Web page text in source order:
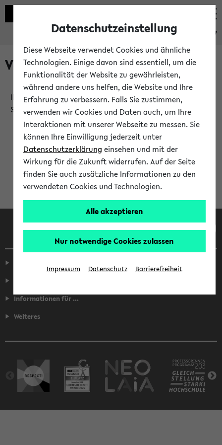
eKVV
Verlauf
Ihr Verlauf ist leer. Er wird sich im Verlauf Ihrer eKVV
Sitzung füllen.
Informationen für ...
Weiteres
Datenschutzeinstellung
Diese Webseite verwendet Cookies und ähnliche
Technologien. Einige davon sind essentiell, um die
Funktionalität der Website zu gewährleisten,
während andere uns helfen, die Website und Ihre
Erfahrung zu verbessern. Falls Sie zustimmen,
verwenden wir Cookies und Daten auch, um Ihre
Interaktionen mit unserer Webseite zu messen. Sie
können Ihre Einwilligung jederzeit unter
Datenschutzerklärung einsehen und mit der
Wirkung für die Zukunft widerrufen. Auf der Seite
finden Sie auch zusätzliche Informationen zu den
verwendeten Cookies und Technologien.
Alle akzeptieren
Nur notwendige Cookies zulassen
Impressum Datenschutz Barrierefreiheit